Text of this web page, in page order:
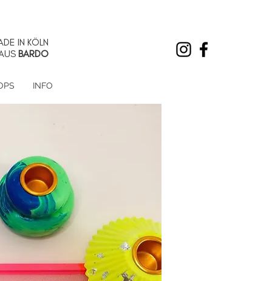
IN KÖLN
BARDO
INFO